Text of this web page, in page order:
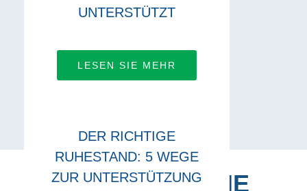
UNTERSTÜTZT
LESEN SIE MEHR
DER RICHTIGE
RUHESTAND: 5 WEGE
ZUR UNTERSTÜTZUNG
VERBINDEN SIE